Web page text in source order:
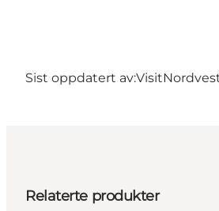
Sist oppdatert av:
Relaterte produkter